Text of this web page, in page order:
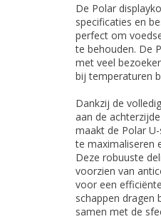
De Polar
specificaties en
perfect om
te behouden. De
met veel
bij temperaturen
Dankzij de
aan de
maakt de Polar
te maximaliseren
Deze robuuste
voorzien van
voor een
schappen dragen
samen met de